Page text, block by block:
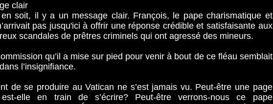
clair
en soit, il y a un message clair. François, le pape charismatique et
pas jusqu'ici à offrir une réponse crédible et satisfaisante aux
scandales de prêtres criminels qui ont agressé des mineurs.
qu’il a mise sur pied pour venir à bout de ce fléau semblait
l’insignifiance.
de se produire au Vatican ne s’est jamais vu. Peut-être une page
est-elle en train de s’écrire? Peut-être verrons-nous ce pape